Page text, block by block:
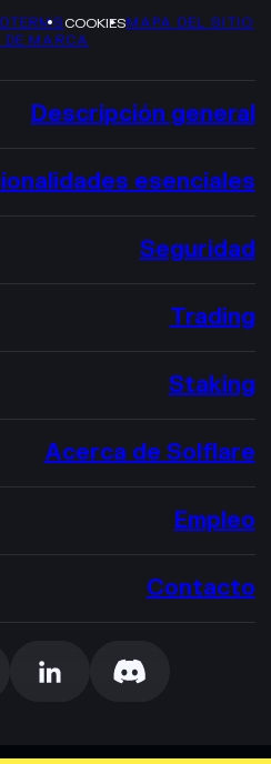
TERMSCOOKIESMAPA DEL SITIO
DE MARCA
Descripción general
esenciales
Seguridad
Trading
Staking
Acerca de Solflare
Empleo
Contacto